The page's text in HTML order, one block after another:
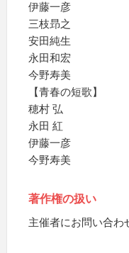
伊藤一彦
三枝昻之
安田純生
永田和宏
今野寿美
【青春の短歌】
穂村 弘
永田 紅
伊藤一彦
今野寿美
著作権の扱い
主催者にお問い合わ